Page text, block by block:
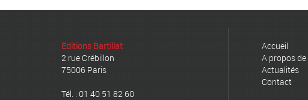
Editions Bartillat
2 rue Crébillon
75006 Paris
Tél. : 01 40 51 82 60
Accueil
A propos
Actualités
Contact